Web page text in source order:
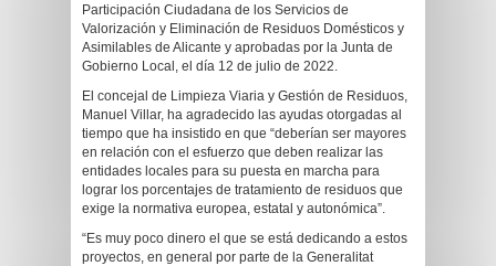
Participación Ciudadana de los Servicios de
Valorización y Eliminación de Residuos Domésticos y
Asimilables de Alicante y aprobadas por la Junta de
Gobierno Local, el día 12 de julio de 2022.
El concejal de Limpieza Viaria y Gestión de Residuos,
Manuel Villar, ha agradecido las ayudas otorgadas al
tiempo que ha insistido en que “deberían ser mayores
en relación con el esfuerzo que deben realizar las
entidades locales para su puesta en marcha para
lograr los porcentajes de tratamiento de residuos que
exige la normativa europea, estatal y autonómica”.
“Es muy poco dinero el que se está dedicando a estos
proyectos, en general por parte de la Generalitat